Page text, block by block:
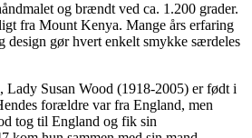
og brændt ved ca. 1.200 grader.
fra Mount Kenya. Mange års erfaring
design gør hvert enkelt smykke særdeles
Susan Wood (1918-2005) er født i
forældre var fra England, men
tog til England og fik sin